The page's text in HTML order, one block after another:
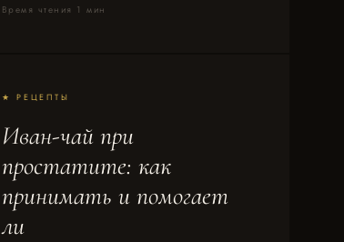
Время чтения 1 мин
★ РЕЦЕПТЫ
Иван-чай при
простатите: как
принимать и помогает
ли